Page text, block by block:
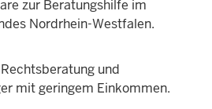
zur Beratungshilfe im
Nordrhein-Westfalen.
und
mit geringem Einkommen.